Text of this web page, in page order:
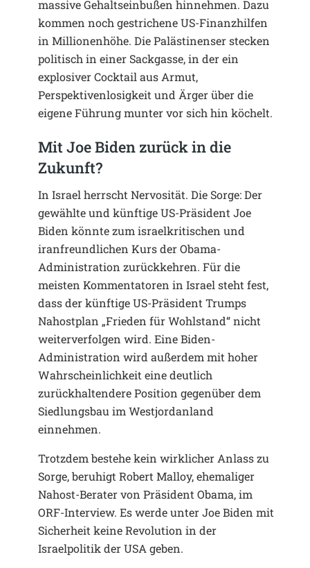
massive Gehaltseinbußen hinnehmen. Dazu
kommen noch gestrichene US-Finanzhilfen
in Millionenhöhe. Die Palästinenser stecken
politisch in einer Sackgasse, in der ein
explosiver Cocktail aus Armut,
Perspektivenlosigkeit und Ärger über die
eigene Führung munter vor sich hin köchelt.
Mit Joe Biden zurück in die
Zukunft?
In Israel herrscht Nervosität. Die Sorge: Der
gewählte und künftige US-Präsident Joe
Biden könnte zum israelkritischen und
iranfreundlichen Kurs der Obama-
Administration zurückkehren. Für die
meisten Kommentatoren in Israel steht fest,
dass der künftige US-Präsident Trumps
Nahostplan „Frieden für Wohlstand“ nicht
weiterverfolgen wird. Eine Biden-
Administration wird außerdem mit hoher
Wahrscheinlichkeit eine deutlich
zurückhaltendere Position gegenüber dem
Siedlungsbau im Westjordanland
einnehmen.
Trotzdem bestehe kein wirklicher Anlass zu
Sorge, beruhigt Robert Malloy, ehemaliger
Nahost-Berater von Präsident Obama, im
ORF-Interview. Es werde unter Joe Biden mit
Sicherheit keine Revolution in der
Israelpolitik der USA geben.